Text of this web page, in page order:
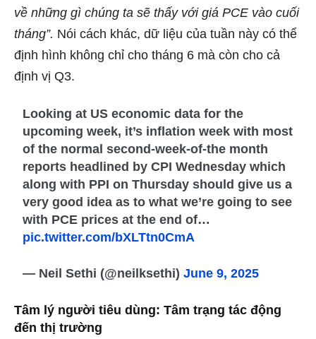
về những gì chúng ta sẽ thấy với giá PCE vào cuối
tháng”. Nói cách khác, dữ liệu của tuần này có thể
định hình không chỉ cho tháng 6 mà còn cho cả
định vị Q3.
Looking at US economic data for the
upcoming week, it’s inflation week with most
of the normal second-week-of-the month
reports headlined by CPI Wednesday which
along with PPI on Thursday should give us a
very good idea as to what we’re going to see
with PCE prices at the end of…
pic.twitter.com/bXLTtn0CmA
— Neil Sethi (@neilksethi)June 9, 2025
Tâm lý người tiêu dùng: Tâm trạng tác động
đến thị trường